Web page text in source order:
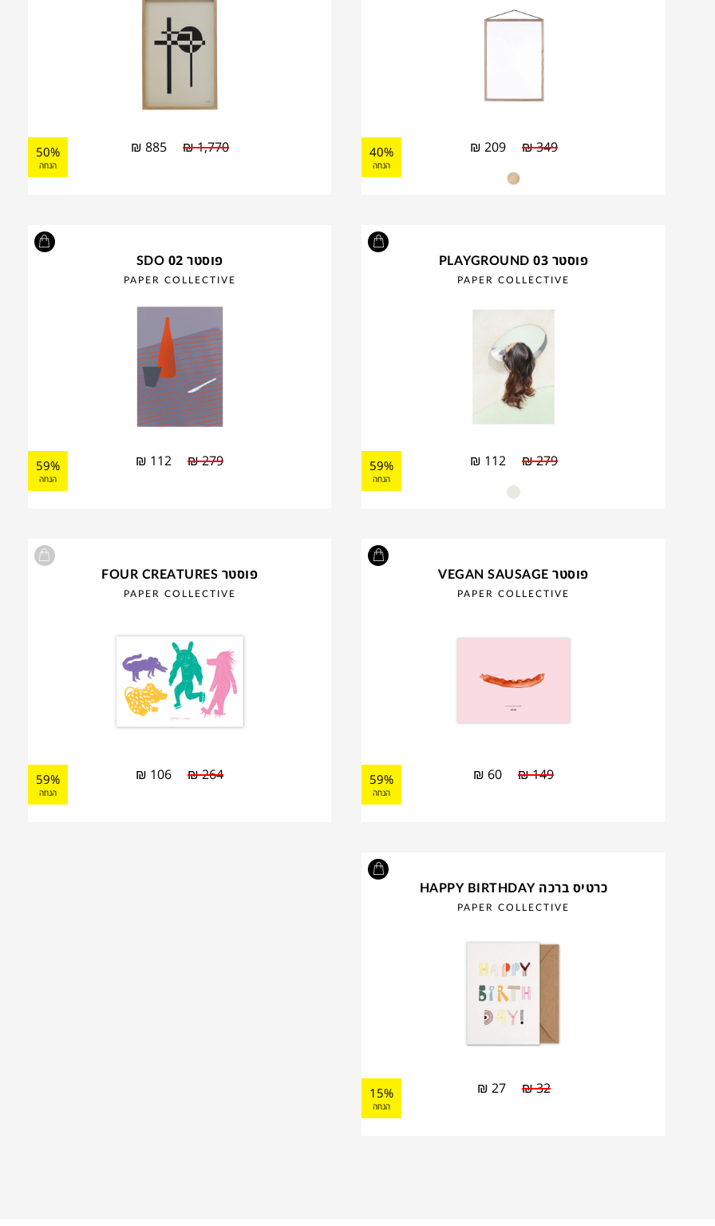
₪349
₪ 209
40%
הנחה
₪1,770
₪ 885
50%
הנחה
פוסטר PLAYGROUND 03
PAPER COLLECTIVE
₪279
₪ 112
59%
הנחה
פוסטר SDO 02
PAPER COLLECTIVE
₪279
₪ 112
59%
הנחה
פוסטר VEGAN SAUSAGE
PAPER COLLECTIVE
₪149
₪ 60
59%
הנחה
פוסטר FOUR CREATURES
PAPER COLLECTIVE
₪264
₪ 106
59%
הנחה
כרטיס ברכה HAPPY BIRTHDAY
PAPER COLLECTIVE
₪32
₪ 27
15%
הנחה